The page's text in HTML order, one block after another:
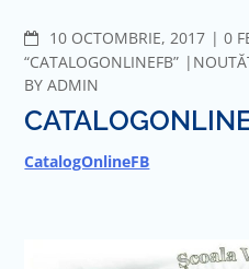
10 OCTOMBRIE, 2017
0
“CATALOGONLINEFB”
BYADMIN
CatalogOnlineFB